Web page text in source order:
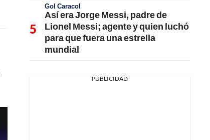
Gol Caracol
Así era Jorge Messi, padre de
Lionel Messi; agente y quien luchó
para que fuera una estrella
mundial
PUBLICIDAD